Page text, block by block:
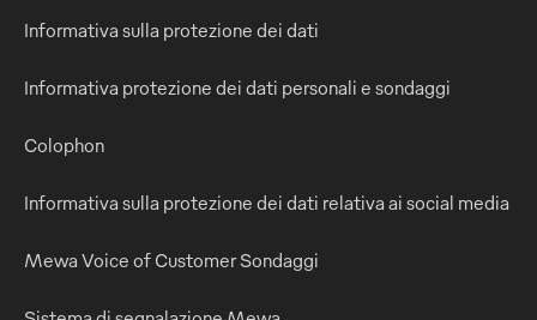
Informativa sulla protezione dei dati
Informativa protezione dei dati personali e sondaggi
Colophon
Informativa sulla protezione dei dati relativa ai social media
Mewa Voice of Customer Sondaggi